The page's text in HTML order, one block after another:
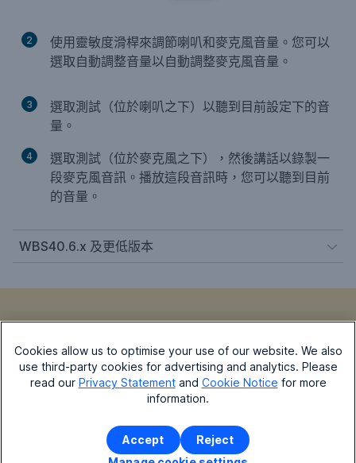
2
使用靈敏度滑桿來調節喇叭和麥克風音量。您可以
選取自動調整音量以自動調整麥克風音量。
3 選取測試 （位於喇叭之下）以聽到目前設定下的音
量。
4 選取測試 （位於麥克風之下），然後講話以錄製一
段麥克風音訊。播放這段音訊時，您可以聽到目前
的音量。
WBS40.6.x 及更低版本
本文是否有幫助？
是的，謝謝！ 不完全是
Cookies allow us to optimise your use of our website. We also
use third-party cookies for advertising and analytics. Please
read our Privacy Statementand Cookie Notice for more
information.
Reject
Accept